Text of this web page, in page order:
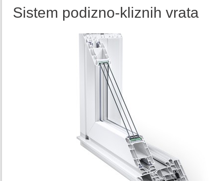
Sistem podizno-kliznih vrata